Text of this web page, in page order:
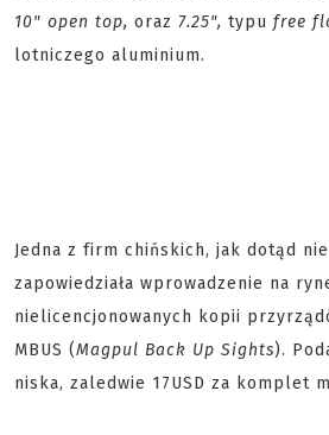
10" open top, oraz 7.25", typu free
lotniczego aluminium.
Jedna z firm chińskich, jak dotąd
zapowiedziała wprowadzenie na
nielicencjonowanych kopii
MBUS (Magpul Back Up Sights).
niska, zaledwie 17USD za komplet